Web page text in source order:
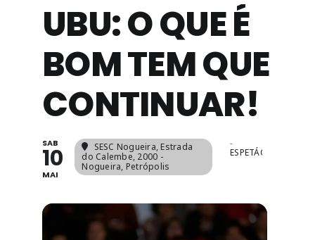
UBU: O QUE É
BOM TEM QUE
CONTINUAR!
SAB
10
MAI
SESC Nogueira, Estrada
do Calembe, 2000 -
Nogueira, Petrópolis
-
ESPETÁCULOS